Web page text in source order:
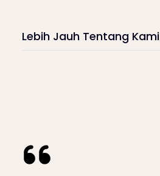
Lebih Jauh Tentang Kami